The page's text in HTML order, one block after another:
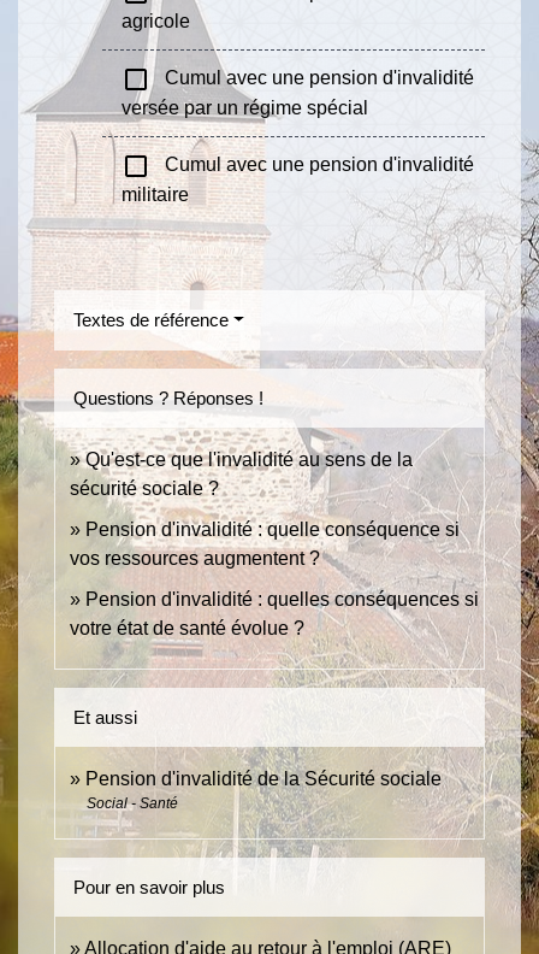
agricole
check_box_outline_blank
Cumul avec une pension d'invalidité
versée par un régime spécial
check_box_outline_blank Cumul avec une pension d'invalidité
militaire
Textes de référence
Questions ? Réponses !
Qu'est-ce que l'invalidité au sens de la
sécurité sociale ?
Pension d'invalidité : quelle conséquence si
vos ressources augmentent ?
Pension d'invalidité : quelles conséquences si
votre état de santé évolue ?
Et aussi
Pension d'invalidité de la Sécurité sociale
Social - Santé
Pour en savoir plus
Allocation d'aide au retour à l'emploi (ARE)